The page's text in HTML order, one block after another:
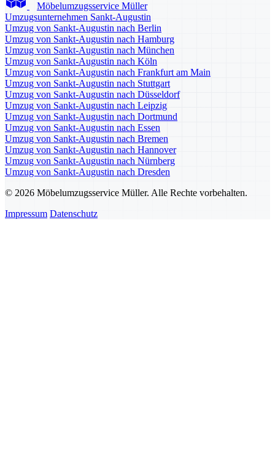
Möbelumzugsservice Müller
Umzugsunternehmen Sankt-Augustin
Umzug von Sankt-Augustin nach Berlin
Umzug von Sankt-Augustin nach Hamburg
Umzug von Sankt-Augustin nach München
Umzug von Sankt-Augustin nach Köln
Umzug von Sankt-Augustin nach Frankfurt am Main
Umzug von Sankt-Augustin nach Stuttgart
Umzug von Sankt-Augustin nach Düsseldorf
Umzug von Sankt-Augustin nach Leipzig
Umzug von Sankt-Augustin nach Dortmund
Umzug von Sankt-Augustin nach Essen
Umzug von Sankt-Augustin nach Bremen
Umzug von Sankt-Augustin nach Hannover
Umzug von Sankt-Augustin nach Nürnberg
Umzug von Sankt-Augustin nach Dresden
© 2026 Möbelumzugsservice Müller. Alle Rechte vorbehalten.
Impressum Datenschutz